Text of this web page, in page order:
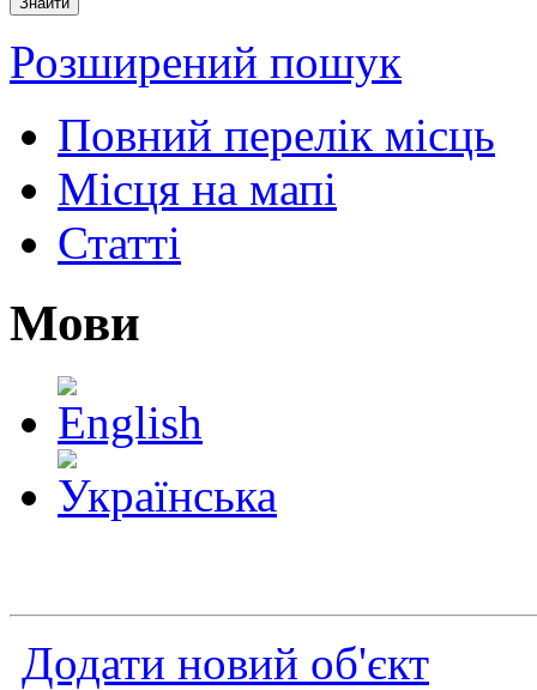
Розширений пошук
Повний перелік місць
Місця на мапі
Статті
Мови
Додати новий об'єкт